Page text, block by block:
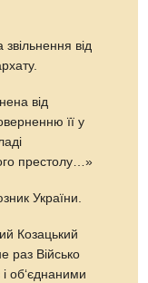
від
від
її у
престолу…»
України.
Козацький
раз Військо
об‘єднаними